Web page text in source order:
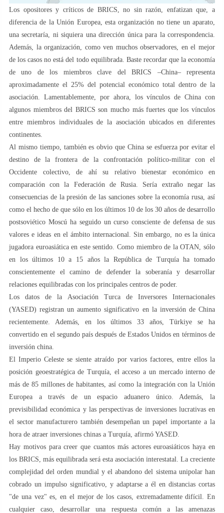
Los opositores y críticos de BRICS, no sin razón, enfatizan que, a
diferencia de la Unión Europea, esta organización no tiene un aparato,
una secretaría, ni siquiera una dirección única para la correspondencia.
Además, la organización, como ven muchos observadores, en el mejor
de los casos no está del todo equilibrada. Baste recordar que la economía
de uno de los miembros clave del BRICS –China– representa
aproximadamente el 25% del potencial económico total dentro de la
asociación. Lamentablemente, por ahora, los vínculos de China con
algunos miembros del BRICS son mucho más fuertes que los vínculos
entre miembros individuales de la asociación ubicados en diferentes
continentes.
Al mismo tiempo, también es obvio que China se esfuerza por evitar el
destino de la frontera de la confrontación político-militar con el
Occidente colectivo, de ahí su relativo bienestar económico en
comparación con la Federación de Rusia. Sería extraño negar las
consecuencias de la presión de las sanciones sobre la economía rusa, así
como el hecho de que sólo en los últimos 10 de los 30 años de desarrollo
postsoviético Moscú ha seguido un curso consciente de defensa de sus
valores e ideas en el ámbito internacional. Sin embargo, no es la única
jugadora euroasiática en este sentido. Como miembro de la OTAN, sólo
en los últimos 10 a 15 años la República de Turquía ha tomado
conscientemente el camino de defender la soberanía y desarrollar
relaciones equilibradas con los principales centros de poder.
Los datos de la Asociación Turca de Inversores Internacionales
(YASED) registran un aumento significativo en la inversión de China
recientemente. Además, en los últimos 33 años, Türkiye se ha
convertido en el segundo país después de Estados Unidos en términos de
inversión china.
El Imperio Celeste se siente atraído por varios factores, entre ellos la
posición geoestratégica de Turquía, el acceso a un mercado interno de
más de 85 millones de habitantes, así como la integración con la Unión
Europea a través de un espacio aduanero único. Además, la
previsibilidad económica y las perspectivas de inversiones lucrativas en
el sector manufacturero también desempeñan un papel importante a la
hora de atraer inversiones chinas a Turquía, afirmó YASED.
Hay motivos para creer que cuantos más actores euroasiáticos haya en
los BRICS, más equilibrada será esta asociación interestatal. La creciente
complejidad del orden mundial y el abandono del sistema unipolar han
cobrado un impulso significativo, y adaptarse a él en distancias cortas
"de una vez" es, en el mejor de los casos, extremadamente difícil. En
cualquier caso, desarrollar una respuesta común a las amenazas